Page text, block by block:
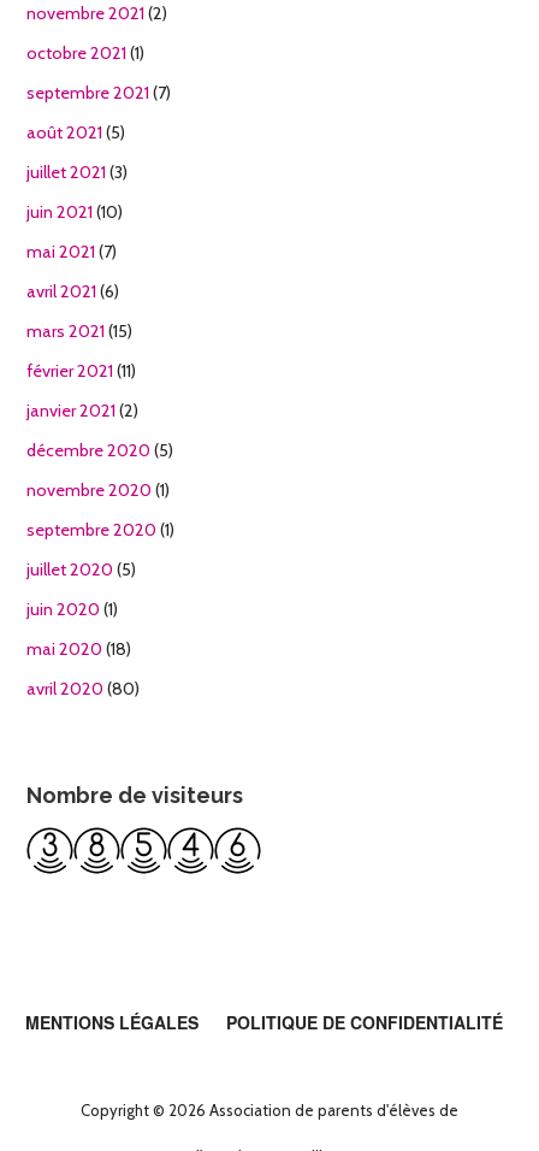
novembre 2021 (2)
octobre 2021 (1)
septembre 2021 (7)
août 2021 (5)
juillet 2021 (3)
juin 2021 (10)
mai 2021 (7)
avril 2021 (6)
mars 2021 (15)
février 2021 (11)
janvier 2021 (2)
décembre 2020 (5)
novembre 2020 (1)
septembre 2020 (1)
juillet 2020 (5)
juin 2020 (1)
mai 2020 (18)
avril 2020 (80)
Nombre de visiteurs
MENTIONS LÉGALES POLITIQUE DE CONFIDENTIALITÉ
Copyright © 2026 Association de parents d'élèves de